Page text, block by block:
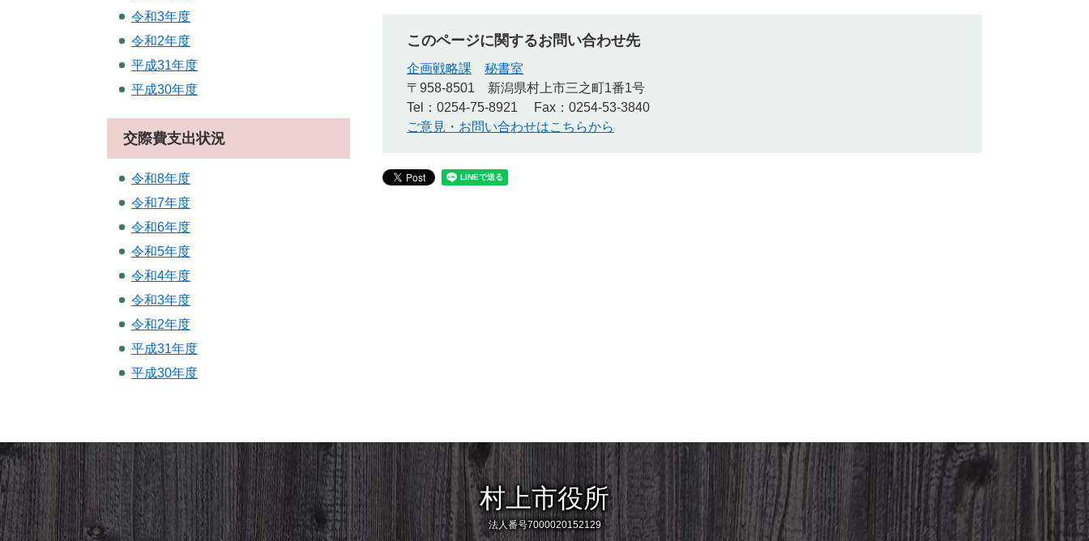
このページに関するお問い合わせ先
企画戦略課
秘書室
〒958-8501
新潟県村上市三之町1番1号
Tel：0254-75-8921
Fax：0254-53-3840
ご意見・お問い合わせはこちらから
令和3年度
令和2年度
平成31年度
平成30年度
交際費支出状況
令和8年度
令和7年度
令和6年度
令和5年度
令和4年度
令和3年度
令和2年度
平成31年度
平成30年度
村上市役所
法人番号7000020152129